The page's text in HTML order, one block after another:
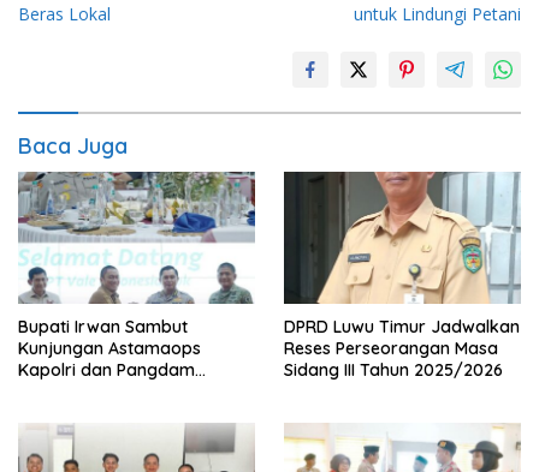
Beras Lokal
untuk Lindungi Petani
Baca Juga
Bupati Irwan Sambut
Kunjungan Astamaops
Kapolri dan Pangdam
DPRD Luwu Timur Jadwalkan
Reses Perseorangan Masa
Sidang III Tahun 2025/2026